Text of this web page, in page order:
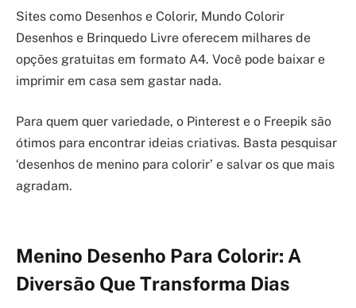
Sites como Desenhos e Colorir, Mundo Colorir
Desenhos e Brinquedo Livre oferecem milhares de
opções gratuitas em formato A4. Você pode baixar e
imprimir em casa sem gastar nada.
Para quem quer variedade, o Pinterest e o Freepik são
ótimos para encontrar ideias criativas. Basta pesquisar
‘desenhos de menino para colorir’ e salvar os que mais
agradam.
Menino Desenho Para Colorir: A
Diversão Que Transforma Dias